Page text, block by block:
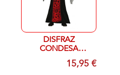
DISFRAZ
CONDESA
VAMPIRO
INFANTIL T- 5/6
15,95 €